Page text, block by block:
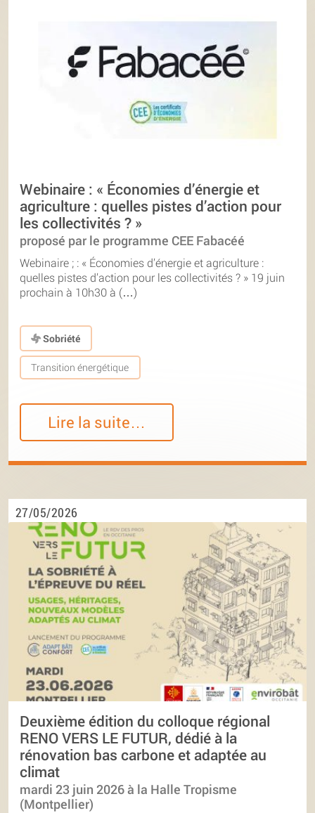
Webinaire : « Économies d’énergie et
agriculture : quelles pistes d’action pour
les collectivités ? »
proposé par le programme CEE Fabacéé
Webinaire ; : « Économies d’énergie et agriculture :
quelles pistes d’action pour les collectivités ? » 19 juin
prochain à 10h30 à (…)
Sobriété
Transition énergétique
Lire la suite…
27/05/2026
Deuxième édition du colloque régional
RENO VERS LE FUTUR, dédié à la
rénovation bas carbone et adaptée au
climat
mardi 23 juin 2026 à la Halle Tropisme
(Montpellier)